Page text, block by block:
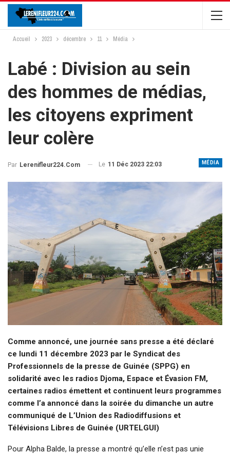
Accueil 2023 décembre 11 Média
Labé : Division au sein
des hommes de médias,
les citoyens expriment
leur colère
MÉDIA
Par Lerenifleur224.com Le 11 Déc 2023 22:03
Comme annoncé, une journée sans presse a été déclaré
ce lundi 11 décembre 2023 par le Syndicat des
Professionnels de la presse de Guinée (SPPG) en
solidarité avec les radios Djoma, Espace et Évasion FM,
certaines radios émettent et continuent leurs programmes
comme l’a annoncé dans la soirée du dimanche un autre
communiqué de L’Union des Radiodiffusions et
Télévisions Libres de Guinée (URTELGUI)
Pour Alpha Balde, la presse a montré qu’elle n’est pas unie